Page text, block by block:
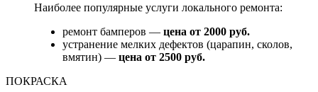
Наиболее популярные услуги локального ремонта:
ремонт бамперов — цена от 2000 руб.
устранение мелких дефектов (царапин, сколов,
вмятин) — цена от 2500 руб.
ПОКРАСКА